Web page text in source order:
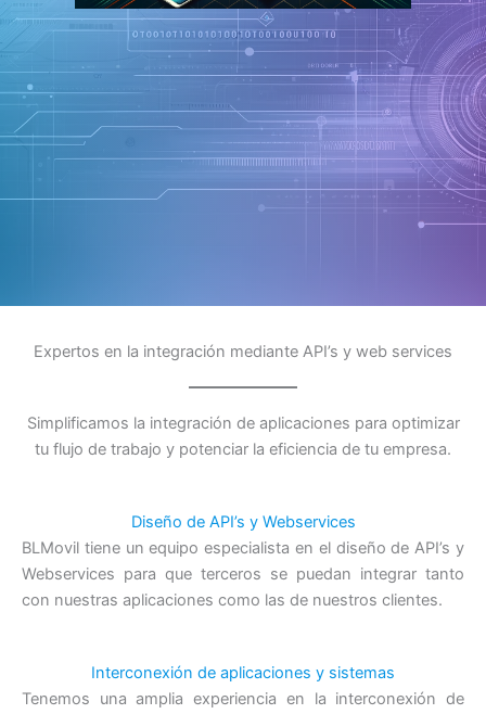
Expertos en la integración mediante API’s y web services
Simplificamos la integración de aplicaciones para optimizar
tu flujo de trabajo y potenciar la eficiencia de tu empresa.
Diseño de API’s y Webservices
BLMovil tiene un equipo especialista en el diseño de API’s y
Webservices para que terceros se puedan integrar tanto
con nuestras aplicaciones como las de nuestros clientes.
Interconexión de aplicaciones y sistemas
Tenemos una amplia experiencia en la interconexión de